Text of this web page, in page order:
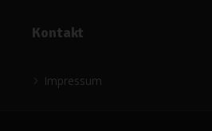
Kontakt
Impressum